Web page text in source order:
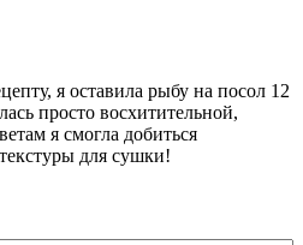
я оставила рыбу на посол 12
просто восхитительной,
я смогла добиться
для сушки!